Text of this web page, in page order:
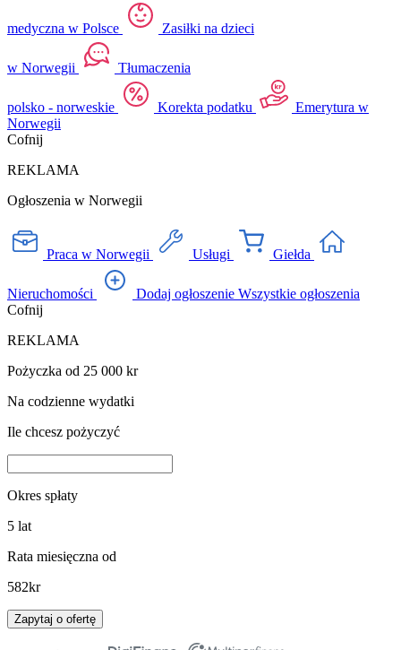
medyczna w Polsce Zasiłki na dzieci
w Norwegii Tłumaczenia
polsko - norweskie Korekta podatku
Emerytura w
Norwegii
Cofnij
REKLAMA
Ogłoszenia w Norwegii
Praca w Norwegii Usługi Giełda
Nieruchomości Dodaj ogłoszenie Wszystkie ogłoszenia
Cofnij
REKLAMA
Pożyczka od 25 000 kr
Na codzienne wydatki
Ile chcesz pożyczyć
Okres spłaty
5 lat
Rata miesięczna od
582kr
Zapytaj o ofertę